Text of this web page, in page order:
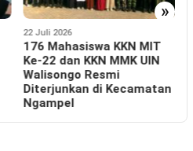
»
22 Juli 2026
176 Mahasiswa KKN MIT
Ke-22 dan KKN MMK UIN
Walisongo Resmi
Diterjunkan di Kecamatan
Ngampel